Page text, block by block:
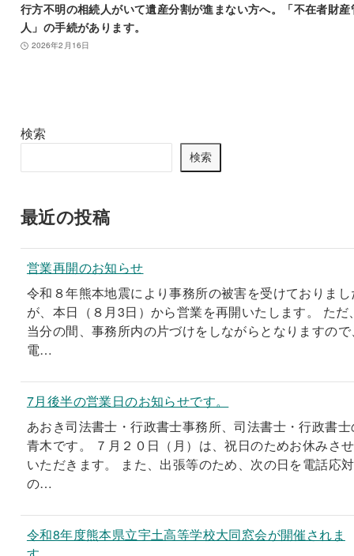
行方不明の相続人がいて遺産分割が進まない方へ。「不在者財産
人」の手続があります。
2026年2月16日
検索
検索
最近の投稿
営業再開のお知らせ
令和８年熊本地震により事務所の被害を受けておりまし
が、本日（８月3日）から営業を再開いたします。 ただ
当分の間、事務所内の片づけをしながらとなりますので
電…
7月後半の営業日のお知らせです。
あおき司法書士・行政書士事務所、司法書士・行政書士
青木です。 ７月２０日（月）は、祝日のためお休みさ
いただきます。 また、出張等のため、次の日を電話応対
の…
令和8年度熊本県立宇土高等学校大同窓会が開催されま